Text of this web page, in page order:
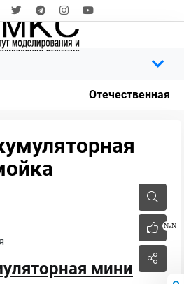
Отечественная
NaN
мини